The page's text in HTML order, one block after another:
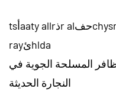
السابق：أhmiة chysmaar chlحفr alذaaty allrأts
hldaئray
المسلحة الجوية في
النجارة الحديثة